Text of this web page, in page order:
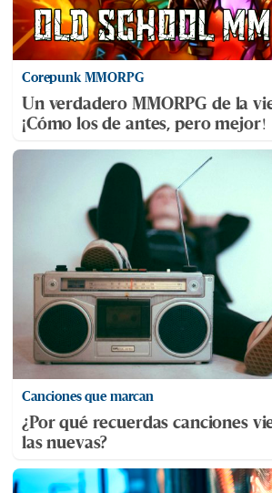
Corepunk MMORPG
Un verdadero MMORPG de la
¡Cómo los de antes, pero mejor!
Canciones que marcan
¿Por qué recuerdas canciones
las nuevas?